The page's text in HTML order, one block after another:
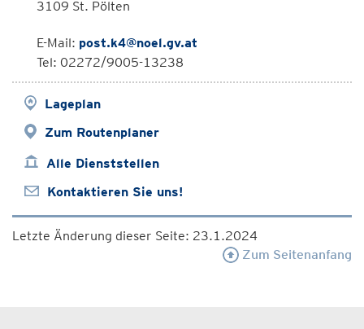
3109 St. Pölten
E-Mail: post.k4@noel.gv.at
Tel: 02272/9005-13238
Lageplan
Zum Routenplaner
Alle Dienststellen
Kontaktieren Sie uns!
Letzte Änderung dieser Seite: 23.1.2024
Zum Seitenanfang